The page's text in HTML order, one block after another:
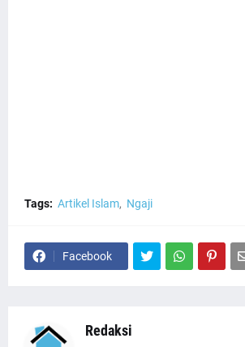
Tags: Artikel Islam Ngaji
Facebook
Redaksi